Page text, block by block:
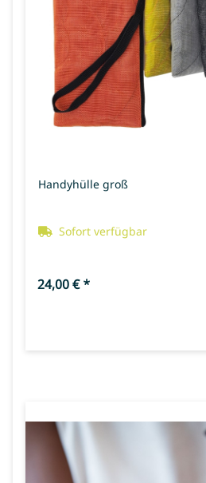
Handyhülle groß
Sofort verfügbar
24,00 €*